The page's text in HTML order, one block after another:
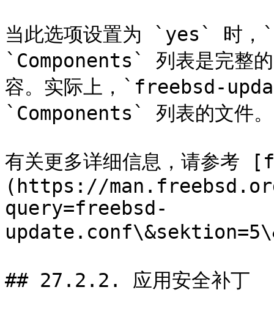
当此选项设置为 `yes` 时
`Components` 列表是完整的
容。实际上，`freebsd-
`Components` 列表的文件。
有关更多详细信息，请参
(https://
query=freebsd-
## 27.2.2. 应用安全补丁